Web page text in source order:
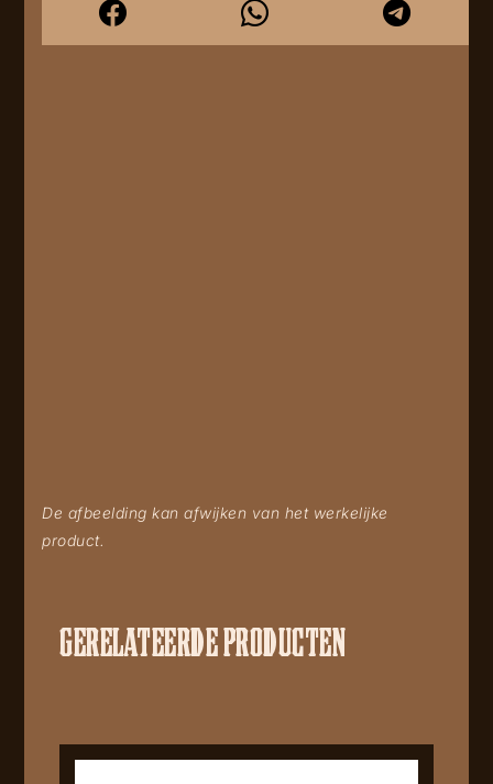
De afbeelding kan afwijken van het werkelijke
product.
GERELATEERDE PRODUCTEN